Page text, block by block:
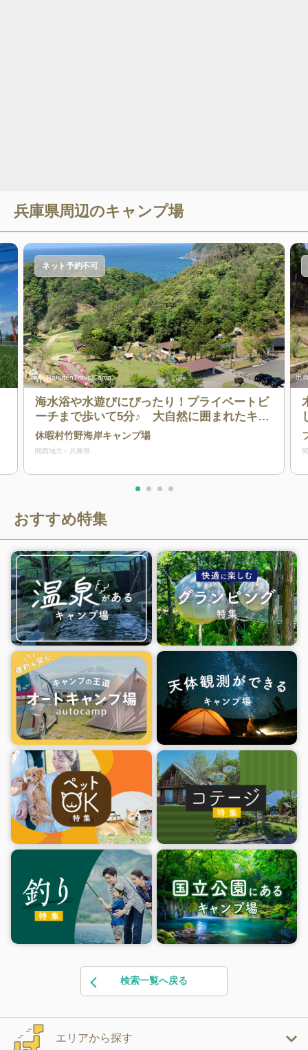
兵庫県周辺のキャンプ場
出典:RakutenTravelCamp
ネット予約不可
海水浴や水遊びにぴったり！プライベートビ
ーチまで歩いて5分♪ 大自然に囲まれたキャ
ンプ場です。
休暇村竹野海岸キャンプ場
関西地方 兵庫県
出
おすすめ特集
検索一覧へ戻る
エリアから探す